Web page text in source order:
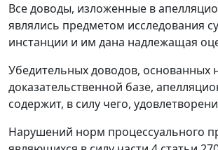
Все доводы, изложенные в
являлись предметом исследования
инстанции и им дана надлежащая
Убедительных доводов, основанных
доказательственной базе,
содержит, в силу чего,
Нарушений норм процессуального